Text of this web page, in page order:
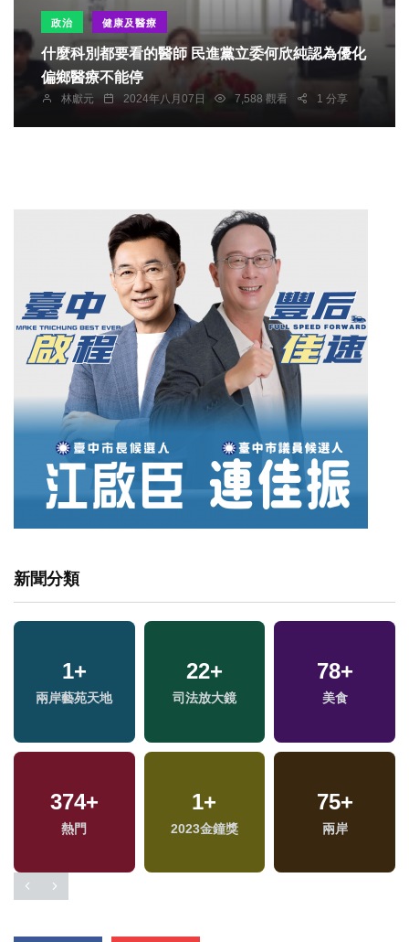
政治 健康及醫療
什麼科別都要看的醫師 民進黨立委何欣純認為優化
偏鄉醫療不能停
林獻元 2024年八月07日 7,588 觀看 1 分享
新聞分類
1+
兩岸藝苑天地
22+
司法放大鏡
78+
美食
374+
熱門
1+
2023金鐘獎
75+
兩岸